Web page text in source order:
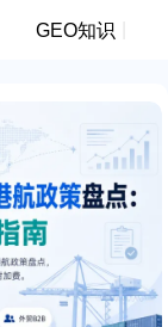
GEO知识